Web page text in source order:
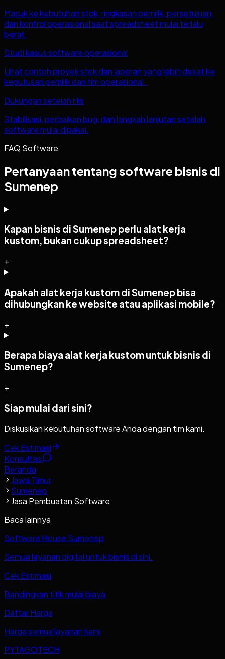
Masuk ke kebutuhan stok, ringkasan pemilik, persetujuan,
dan kontrol operasional saat spreadsheet mulai terlalu
berat.
Studi kasus software operasional
Lihat contoh proyek stok dan laporan yang lebih dekat ke
keputusan pemilik dan tim operasional.
Dukungan setelah rilis
Stabilisasi, perbaikan bug, dan langkah lanjutan setelah
software mulai dipakai.
FAQ Software
Pertanyaan tentang software bisnis di
Sumenep
Kapan bisnis di Sumenep perlu alat kerja
kustom, bukan cukup spreadsheet?
+
Apakah alat kerja kustom di Sumenep bisa
dihubungkan ke website atau aplikasi mobile?
+
Berapa biaya alat kerja kustom untuk bisnis di
Sumenep?
+
Siap mulai dari sini?
Diskusikan kebutuhan software Anda dengan tim kami.
Cek Estimasi
Konsultasi
Beranda
Jawa Timur
Sumenep
Jasa Pembuatan Software
Baca lainnya
Software House Sumenep
Semua layanan digital untuk bisnis di sini.
Cek Estimasi
Bandingkan titik mulai biaya
Daftar Harga
Harga semua layanan kami
PYTAGOTECH